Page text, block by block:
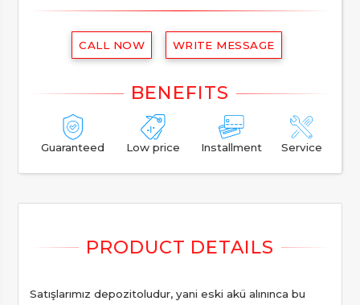
CALL NOW WRITE MESSAGE
Guaranteed Low price Installment Service
Satışlarımız depozitoludur, yani eski akü alınınca bu